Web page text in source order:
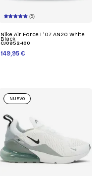
(5)
Nike Air Force 1 '07 AN20 White
Black
CJ0952-100
149,95 €
NUEVO